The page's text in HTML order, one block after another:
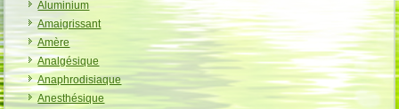
Aluminium
Amaigrissant
Amère
Analgésique
Anaphrodisiaque
Anesthésique